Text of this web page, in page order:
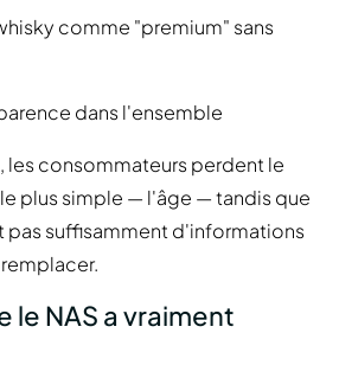
comme "premium" sans
dans l'ensemble
les consommateurs perdent le
plus simple — l'âge — tandis que
pas suffisamment d'informations
NAS a vraiment